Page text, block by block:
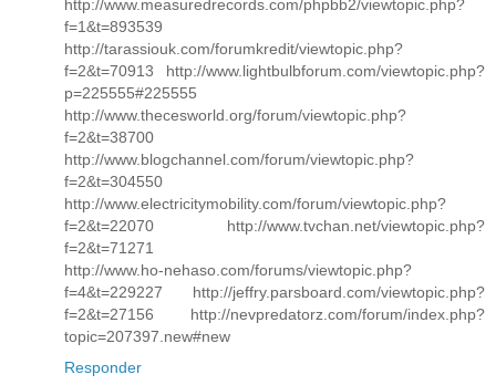
http://www.measuredrecords.com/phpbb2/viewtopic.php?
f=1&t=893539
http://tarassiouk.com/forumkredit/viewtopic.php?
f=2&t=70913 http://www.lightbulbforum.com/viewtopic.php?
p=225555#225555
http://www.thecesworld.org/forum/viewtopic.php?
f=2&t=38700
http://www.blogchannel.com/forum/viewtopic.php?
f=2&t=304550
http://www.electricitymobility.com/forum/viewtopic.php?
f=2&t=22070 http://www.tvchan.net/viewtopic.php?
f=2&t=71271
http://www.ho-nehaso.com/forums/viewtopic.php?
f=4&t=229227 http://jeffry.parsboard.com/viewtopic.php?
f=2&t=27156 http://nevpredatorz.com/forum/index.php?
topic=207397.new#new
Responder